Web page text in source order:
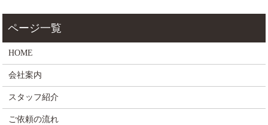
HOME
会社案内
スタッフ紹介
ご依頼の流れ